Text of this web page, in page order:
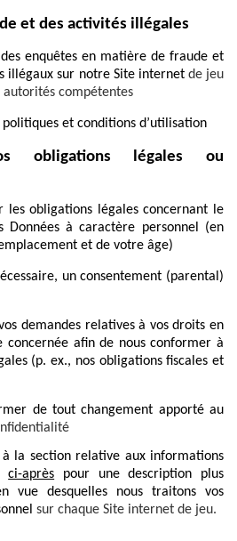
et des activités illégales
enquêtes en matière de fraude et
illégaux sur notre Site internet de jeu
compétentes
et conditions d’utilisation
obligations légales ou
les obligations légales concernant le
Données à caractère personnel (en
et de votre âge)
un consentement (parental)
demandes relatives à vos droits en
concernée afin de nous conformer à
(p. ex., nos obligations fiscales et
de tout changement apporté au
la section relative aux informations
ci-après pour une description plus
vue desquelles nous traitons vos
sur chaque Site internet de jeu.